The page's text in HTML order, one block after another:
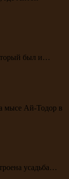
был и…
мысе Ай-Тодор в
усадьба…